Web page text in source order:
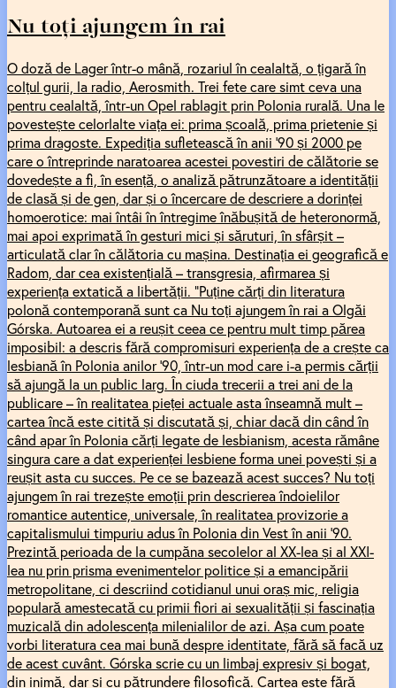
Nu toți ajungem în rai
O doză de Lager într-o mână, rozariul în cealaltă, o țigară în
colțul gurii, la radio, Aerosmith. Trei fete care simt ceva una
pentru cealaltă, într-un Opel rablagit prin Polonia rurală. Una le
povestește celorlalte viața ei: prima școală, prima prietenie și
prima dragoste. Expediția sufletească în anii '90 și 2000 pe
care o întreprinde naratoarea acestei povestiri de călătorie se
dovedește a fi, în esență, o analiză pătrunzătoare a identității
de clasă și de gen, dar și o încercare de descriere a dorinței
homoerotice: mai întâi în întregime înăbușită de heteronormă,
mai apoi exprimată în gesturi mici și săruturi, în sfârșit –
articulată clar în călătoria cu mașina. Destinația ei geografică e
Radom, dar cea existențială – transgresia, afirmarea și
experiența extatică a libertății. "Puține cărți din literatura
polonă contemporană sunt ca Nu toți ajungem în rai a Olgăi
Górska. Autoarea ei a reușit ceea ce pentru mult timp părea
imposibil: a descris fără compromisuri experiența de a crește ca
lesbiană în Polonia anilor '90, într-un mod care i-a permis cărții
să ajungă la un public larg. În ciuda trecerii a trei ani de la
publicare – în realitatea pieței actuale asta înseamnă mult –
cartea încă este citită și discutată și, chiar dacă din când în
când apar în Polonia cărți legate de lesbianism, acesta rămâne
singura care a dat experienței lesbiene forma unei povești și a
reușit asta cu succes. Pe ce se bazează acest succes? Nu toți
ajungem în rai trezește emoții prin descrierea îndoielilor
romantice autentice, universale, în realitatea provizorie a
capitalismului timpuriu adus în Polonia din Vest în anii '90.
Prezintă perioada de la cumpăna secolelor al XX-lea și al XXI-
lea nu prin prisma evenimentelor politice și a emancipării
metropolitane, ci descriind cotidianul unui oraș mic, religia
populară amestecată cu primii fiori ai sexualității și fascinația
muzicală din adolescența milenialilor de azi. Așa cum poate
vorbi literatura cea mai bună despre identitate, fără să facă uz
de acest cuvânt. Górska scrie cu un limbaj expresiv și bogat,
din inimă, dar și cu pătrundere filosofică. Cartea este fără